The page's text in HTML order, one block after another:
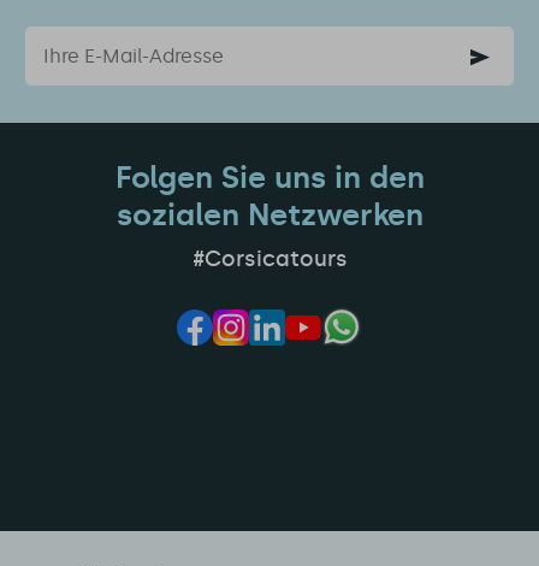
Email
Folgen Sie uns in den
sozialen Netzwerken
#Corsicatours